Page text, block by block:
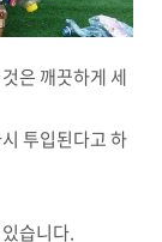
은 깨끗하게 세
투입된다고 하
습니다.